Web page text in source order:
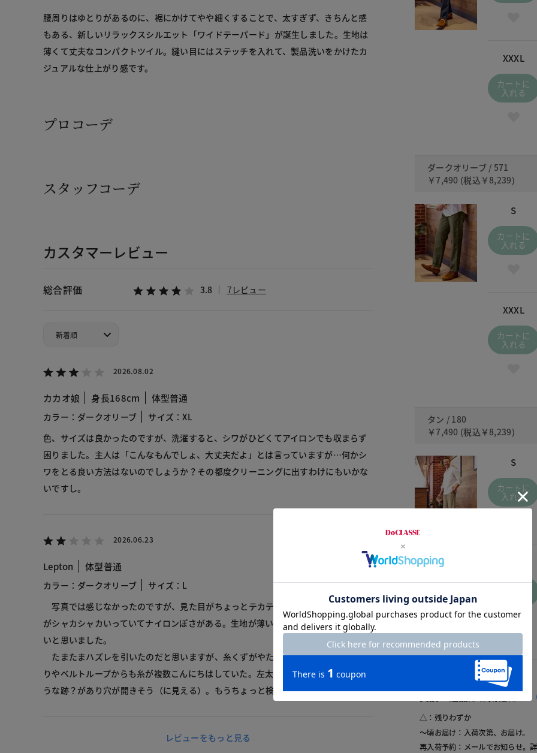
腰周りはゆとりがあるのに、裾にかけてやや細くすることで、太すぎず、きちんと感
もある、新しいリラックスシルエット「ワイドテーパード」が誕生しました。生地は
薄くて丈夫なコンパクトツイル。縫い目にはステッチを入れて、製品洗いをかけたカ
ジュアルな仕上がり感です。
プロコーデ
スタッフコーデ
カスタマーレビュー
総合評価 3.8 7レビュー
2026.08.02
カカオ娘 身長168cm 体型普通
カラー：ダークオリーブ
サイズ：XL
色、サイズは良かったのですが、洗濯すると、シワがひどくてアイロンでも収まらず
困りました。主人は「こんなもんでしょ、大丈夫だよ」とは言っていますが…何かシ
ワをとる良い方法はないのでしょうか？その都度クリーニングに出すわけにもいかな
いですし。
2026.06.23
Lepton 体型普通
カラー：ダークオリーブ
サイズ：L
写真では感じなかったのですが、見た目がちょっとテカテカしている。衣擦れの音
がシャカシャカいっていてナイロンぽさがある。生地が薄いのはこれからの時期は良
いと思いました。
たまたまハズレを引いたのだと思いますが、糸くずがやたら出ました。ポケット周
りやベルトループからも糸が複数こんにちはしていた。左太ももあたりにも擦ったよ
うな跡？があり穴が開きそう（に見える）。もうちょっと検品を頑張ってほしい。
レビューをもっと見る
XXXL
カートに
入れる
ダークオリーブ / 571
￥7,490 (税込 ￥8,239)
S
カートに
入れる
XXXL
カートに
入れる
タン / 180
￥7,490 (税込 ￥8,239)
S
カートに
入れる
△：残りわずか
～頃お届け：入荷次第、お届け。
再入荷予約：メールでお知らせ。